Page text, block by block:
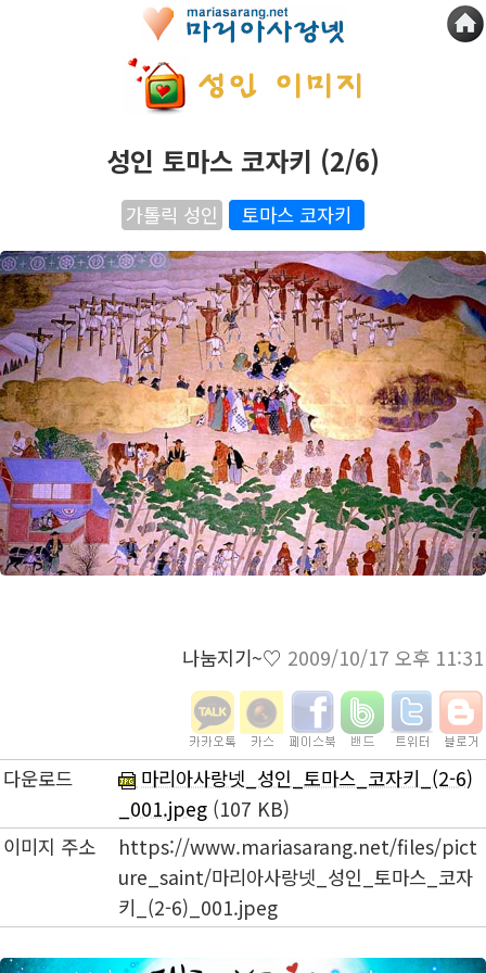
성인 토마스 코자키 (2/6)
가톨릭 성인 토마스 코자키
나눔지기~♡ 2009/10/17 오후 11:31
다운로드
마리아사랑넷_성인_토마스_코자키_(2-6)
_001.jpeg (107 KB)
이미지 주소
https://www.mariasarang.net/files/pict
ure_saint/마리아사랑넷_성인_토마스_코자
키_(2-6)_001.jpeg